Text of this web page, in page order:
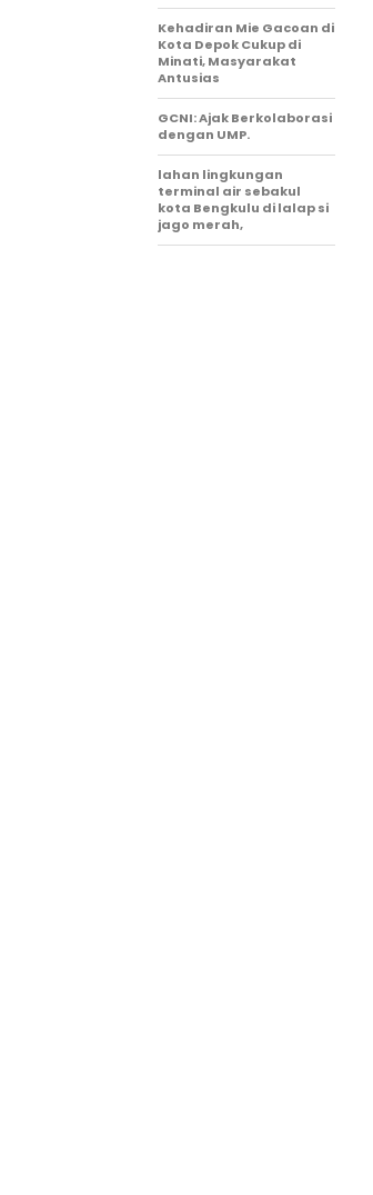
Kehadiran Mie Gacoan di
Kota Depok Cukup di
Minati, Masyarakat
Antusias
GCNI: Ajak Berkolaborasi
dengan UMP.
lahan lingkungan
terminal air sebakul
kota Bengkulu di lalap si
jago merah,